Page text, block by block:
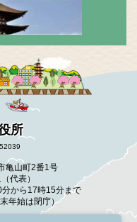
所
亀山町2番1号
代表）
から17時15分まで
年始は閉庁）